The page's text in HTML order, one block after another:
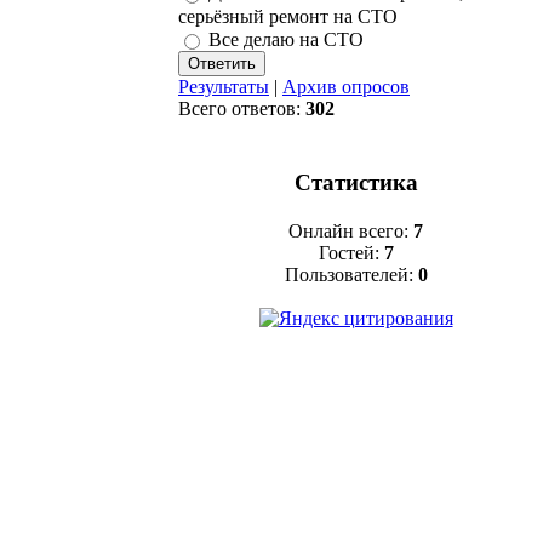
серьёзный ремонт на СТО
Все делаю на СТО
Результаты | Архив опросов
Всего ответов: 302
Статистика
Онлайн всего: 7
Гостей: 7
Пользователей: 0